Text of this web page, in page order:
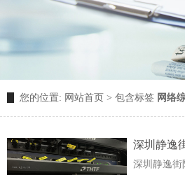
您的位置: 网站首页 > 包含标签 网络
深圳静逸街